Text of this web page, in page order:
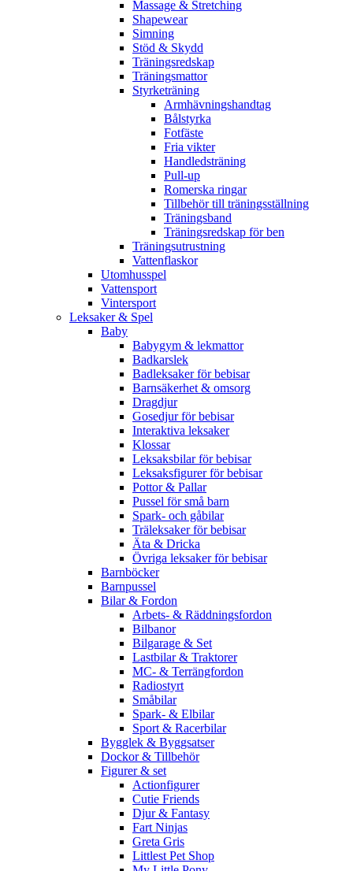
Massage & Stretching
Shapewear
Simning
Stöd & Skydd
Träningsredskap
Träningsmattor
Styrketräning
Armhävningshandtag
Bålstyrka
Fotfäste
Fria vikter
Handledsträning
Pull-up
Romerska ringar
Tillbehör till träningsställning
Träningsband
Träningsredskap för ben
Träningsutrustning
Vattenflaskor
Utomhusspel
Vattensport
Vintersport
Leksaker & Spel
Baby
Babygym & lekmattor
Badkarslek
Badleksaker för bebisar
Barnsäkerhet & omsorg
Dragdjur
Gosedjur för bebisar
Interaktiva leksaker
Klossar
Leksaksbilar för bebisar
Leksaksfigurer för bebisar
Pottor & Pallar
Pussel för små barn
Spark- och gåbilar
Träleksaker för bebisar
Äta & Dricka
Övriga leksaker för bebisar
Barnböcker
Barnpussel
Bilar & Fordon
Arbets- & Räddningsfordon
Bilbanor
Bilgarage & Set
Lastbilar & Traktorer
MC- & Terrängfordon
Radiostyrt
Småbilar
Spark- & Elbilar
Sport & Racerbilar
Bygglek & Byggsatser
Dockor & Tillbehör
Figurer & set
Actionfigurer
Cutie Friends
Djur & Fantasy
Fart Ninjas
Greta Gris
Littlest Pet Shop